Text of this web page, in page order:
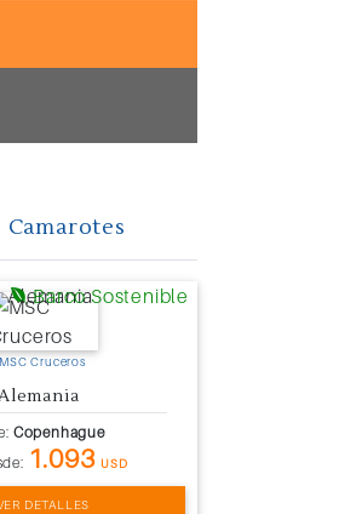
Camarotes
Barco Sostenible
MSC Cruceros
Copenhague
1.093 USD
DETALLES